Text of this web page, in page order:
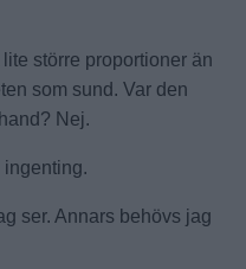
större proportioner än
som sund. Var den
Nej.
ingenting.
ser. Annars behövs jag